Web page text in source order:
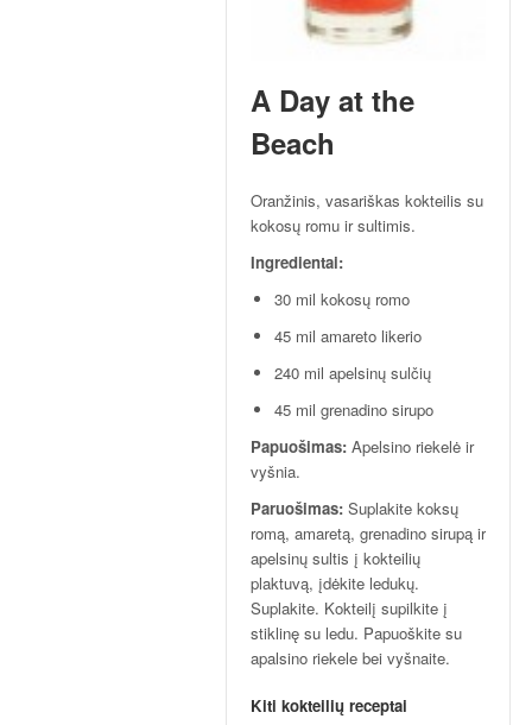
A Day at the
Beach
Oranžinis, vasariškas kokteilis su
kokosų romu ir sultimis.
Ingredientai:
30 mil kokosų romo
45 mil amareto likerio
240 mil apelsinų sulčių
45 mil grenadino sirupo
Papuošimas: Apelsino riekelė ir
vyšnia.
Paruošimas: Suplakite koksų
romą, amaretą, grenadino sirupą ir
apelsinų sultis į kokteilių
plaktuvą, įdėkite ledukų.
Suplakite. Kokteilį supilkite į
stiklinę su ledu. Papuoškite su
apalsino riekele bei vyšnaite.
Kiti kokteilių receptai